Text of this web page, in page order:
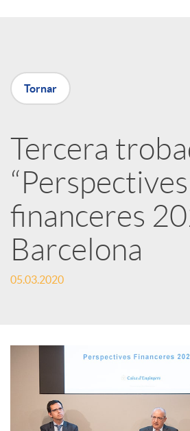
a
r
x
e
s
Tornar
Tercera
“Perspectives
financeres
Barcelona
05.03.2020